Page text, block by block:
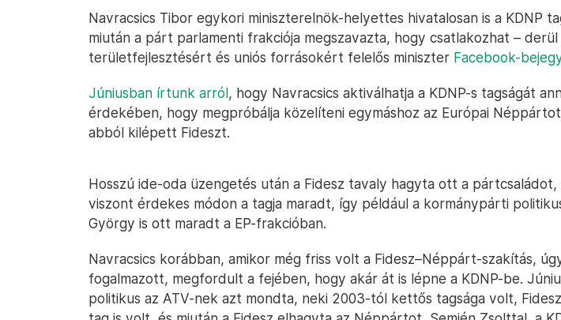
Navracsics Tibor egykori miniszterelnök-helyettes hivatalosan is a KDNP
miután a párt parlamenti frakciója megszavazta, hogy csatlakozhat – derül
területfejlesztésért és uniós forrásokért felelős miniszter Facebook-
Júniusban írtunk arról, hogy Navracsics aktiválhatja a KDNP-s tagságát
érdekében, hogy megpróbálja közelíteni egymáshoz az Európai
abból kilépett Fideszt.
Hosszú ide-oda üzengetés után a Fidesz tavaly hagyta ott a pártcsaládot,
viszont érdekes módon a tagja maradt, így például a kormánypárti
György is ott maradt a EP-frakcióban.
Navracsics korábban, amikor még friss volt a Fidesz–Néppárt-szakítás,
fogalmazott, megfordult a fejében, hogy akár át is lépne a KDNP-be.
politikus az ATV-nek azt mondta, neki 2003-tól kettős tagsága volt,